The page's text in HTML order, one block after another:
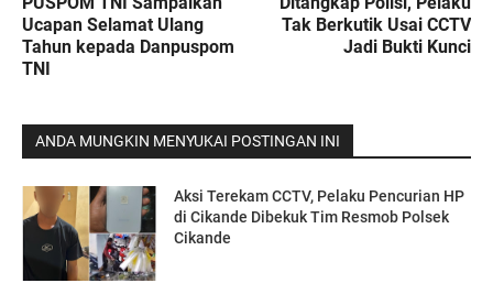
Ucapan Selamat Ulang
Tahun kepada Danpuspom
TNI
Tak Berkutik Usai CCTV
Jadi Bukti Kunci
ANDA MUNGKIN MENYUKAI POSTINGAN INI
Aksi Terekam CCTV, Pelaku Pencurian HP
di Cikande Dibekuk Tim Resmob Polsek
Cikande